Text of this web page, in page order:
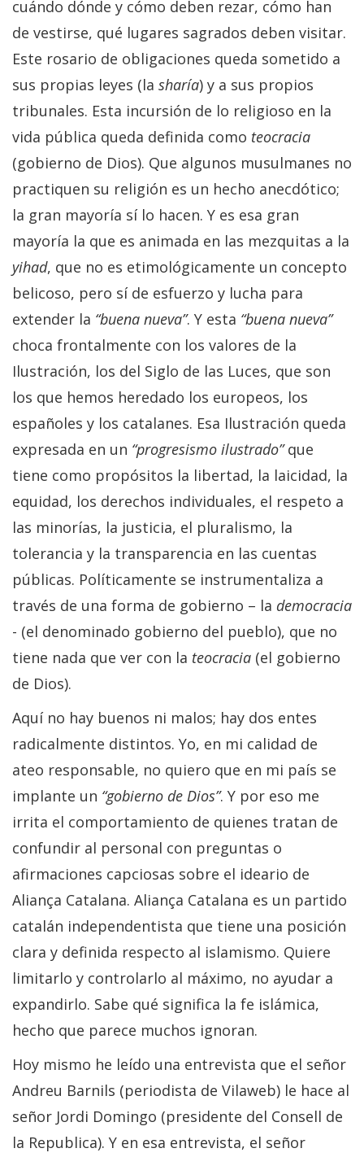
cuándo dónde y cómo deben rezar, cómo han
de vestirse, qué lugares sagrados deben visitar.
Este rosario de obligaciones queda sometido a
sus propias leyes (la sharía) y a sus propios
tribunales. Esta incursión de lo religioso en la
vida pública queda definida como teocracia
(gobierno de Dios). Que algunos musulmanes no
practiquen su religión es un hecho anecdótico;
la gran mayoría sí lo hacen. Y es esa gran
mayoría la que es animada en las mezquitas a la
yihad, que no es etimológicamente un concepto
belicoso, pero sí de esfuerzo y lucha para
extender la “buena nueva”. Y esta “buena nueva”
choca frontalmente con los valores de la
Ilustración, los del Siglo de las Luces, que son
los que hemos heredado los europeos, los
españoles y los catalanes. Esa Ilustración queda
expresada en un “progresismo ilustrado”que
tiene como propósitos la libertad, la laicidad, la
equidad, los derechos individuales, el respeto a
las minorías, la justicia, el pluralismo, la
tolerancia y la transparencia en las cuentas
públicas. Políticamente se instrumentaliza a
través de una forma de gobierno – la democracia
- (el denominado gobierno del pueblo), que no
tiene nada que ver con la teocracia (el gobierno
de Dios).
Aquí no hay buenos ni malos; hay dos entes
radicalmente distintos. Yo, en mi calidad de
ateo responsable, no quiero que en mi país se
implante un “gobierno de Dios”. Y por eso me
irrita el comportamiento de quienes tratan de
confundir al personal con preguntas o
afirmaciones capciosas sobre el ideario de
Aliança Catalana. Aliança Catalana es un partido
catalán independentista que tiene una posición
clara y definida respecto al islamismo. Quiere
limitarlo y controlarlo al máximo, no ayudar a
expandirlo. Sabe qué significa la fe islámica,
hecho que parece muchos ignoran.
Hoy mismo he leído una entrevista que el señor
Andreu Barnils (periodista de Vilaweb) le hace al
señor Jordi Domingo (presidente del Consell de
la Republica). Y en esa entrevista, el señor